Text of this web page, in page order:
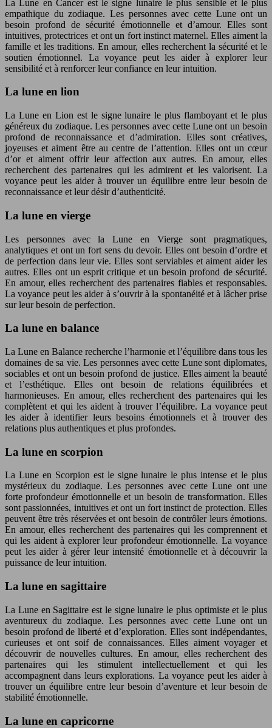
La Lune en Cancer est le signe lunaire le plus sensible et le plus
empathique du zodiaque. Les personnes avec cette Lune ont un
besoin profond de sécurité émotionnelle et d’amour. Elles sont
intuitives, protectrices et ont un fort instinct maternel. Elles aiment la
famille et les traditions. En amour, elles recherchent la sécurité et le
soutien émotionnel. La voyance peut les aider à explorer leur
sensibilité et à renforcer leur confiance en leur intuition.
La lune en lion
La Lune en Lion est le signe lunaire le plus flamboyant et le plus
généreux du zodiaque. Les personnes avec cette Lune ont un besoin
profond de reconnaissance et d’admiration. Elles sont créatives,
joyeuses et aiment être au centre de l’attention. Elles ont un cœur
d’or et aiment offrir leur affection aux autres. En amour, elles
recherchent des partenaires qui les admirent et les valorisent. La
voyance peut les aider à trouver un équilibre entre leur besoin de
reconnaissance et leur désir d’authenticité.
La lune en vierge
Les personnes avec la Lune en Vierge sont pragmatiques,
analytiques et ont un fort sens du devoir. Elles ont besoin d’ordre et
de perfection dans leur vie. Elles sont serviables et aiment aider les
autres. Elles ont un esprit critique et un besoin profond de sécurité.
En amour, elles recherchent des partenaires fiables et responsables.
La voyance peut les aider à s’ouvrir à la spontanéité et à lâcher prise
sur leur besoin de perfection.
La lune en balance
La Lune en Balance recherche l’harmonie et l’équilibre dans tous les
domaines de sa vie. Les personnes avec cette Lune sont diplomates,
sociables et ont un besoin profond de justice. Elles aiment la beauté
et l’esthétique. Elles ont besoin de relations équilibrées et
harmonieuses. En amour, elles recherchent des partenaires qui les
complètent et qui les aident à trouver l’équilibre. La voyance peut
les aider à identifier leurs besoins émotionnels et à trouver des
relations plus authentiques et plus profondes.
La lune en scorpion
La Lune en Scorpion est le signe lunaire le plus intense et le plus
mystérieux du zodiaque. Les personnes avec cette Lune ont une
forte profondeur émotionnelle et un besoin de transformation. Elles
sont passionnées, intuitives et ont un fort instinct de protection. Elles
peuvent être très réservées et ont besoin de contrôler leurs émotions.
En amour, elles recherchent des partenaires qui les comprennent et
qui les aident à explorer leur profondeur émotionnelle. La voyance
peut les aider à gérer leur intensité émotionnelle et à découvrir la
puissance de leur intuition.
La lune en sagittaire
La Lune en Sagittaire est le signe lunaire le plus optimiste et le plus
aventureux du zodiaque. Les personnes avec cette Lune ont un
besoin profond de liberté et d’exploration. Elles sont indépendantes,
curieuses et ont soif de connaissances. Elles aiment voyager et
découvrir de nouvelles cultures. En amour, elles recherchent des
partenaires qui les stimulent intellectuellement et qui les
accompagnent dans leurs explorations. La voyance peut les aider à
trouver un équilibre entre leur besoin d’aventure et leur besoin de
stabilité émotionnelle.
La lune en capricorne